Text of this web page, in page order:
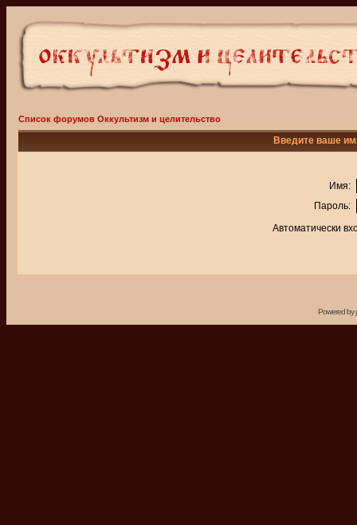
Список форумов Оккультизм и целительство
Введите ваше
Имя:
Пароль:
Автоматически
Powered by